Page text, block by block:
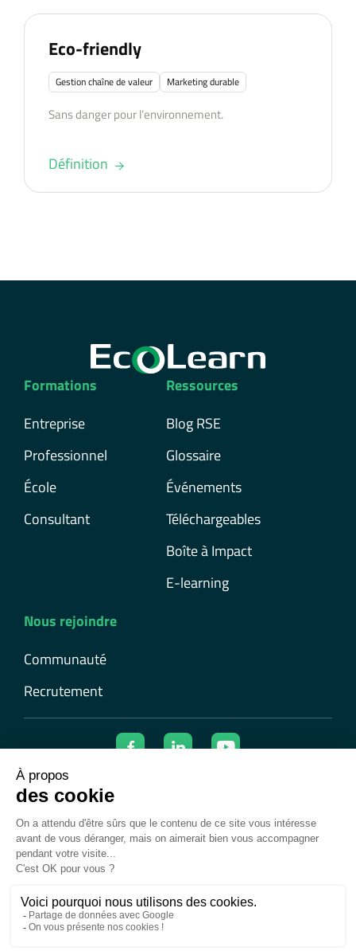
Eco-friendly
Gestion chaîne de valeur Marketing durable
Sans danger pour l’environnement.
Définition
Formations
Entreprise
Professionnel
École
Consultant
Ressources
Blog RSE
Glossaire
Événements
Téléchargeables
Boîte à Impact
E-learning
Nous rejoindre
Communauté
Recrutement
© 2026 Ecolearn | Tous droits réservés
Mentions légales
Conditions générales d’utilisation
Conditions générales de vente